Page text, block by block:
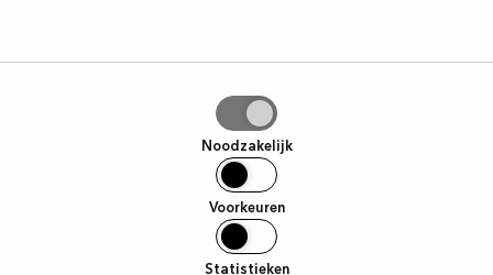
Noodzakelijk
Voorkeuren
Statistieken